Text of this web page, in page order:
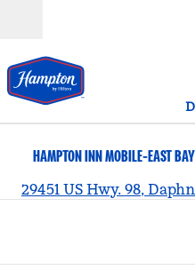
HAMPTON INN MOBILE-EAST
29451 US Hwy. 98,